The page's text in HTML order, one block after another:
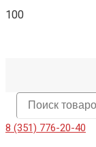
8 (351) 776-20-40